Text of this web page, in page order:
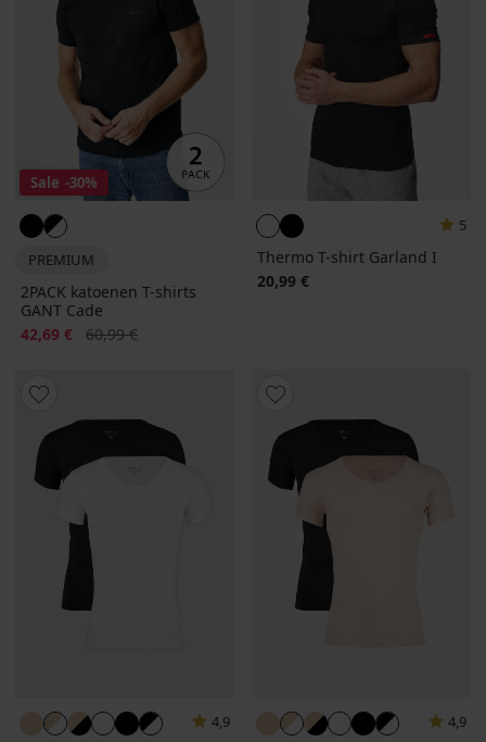
Sale -30%
PREMIUM
2PACK katoenen T-shirts
GANT Cade
Korting
42,69 € Oorspronkelijke prijs
60,99 €
5
Thermo T-shirt Garland I
20,99 €
4,9 4,9